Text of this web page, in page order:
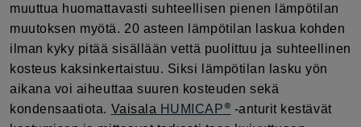
muuttua huomattavasti suhteellisen pienen lämpötilan
muutoksen myötä. 20 asteen lämpötilan laskua kohden
ilman kyky pitää sisällään vettä puolittuu ja suhteellinen
kosteus kaksinkertaistuu. Siksi lämpötilan lasku yön
aikana voi aiheuttaa suuren kosteuden sekä
kondensaatiota. Vaisala HUMICAP® -anturit kestävät